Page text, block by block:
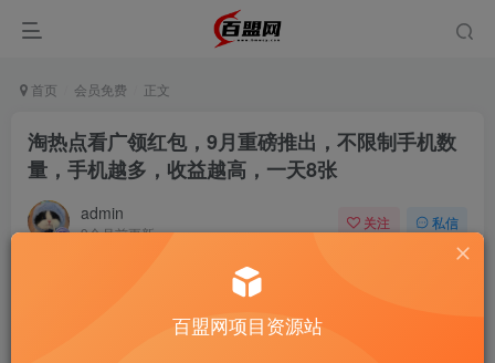
首页 会员免费 正文
淘热点看广领红包，9月重磅推出，不限制手机数
量，手机越多，收益越高，一天8张
admin
9个月前更新
关注 私信
百盟网项目资源站